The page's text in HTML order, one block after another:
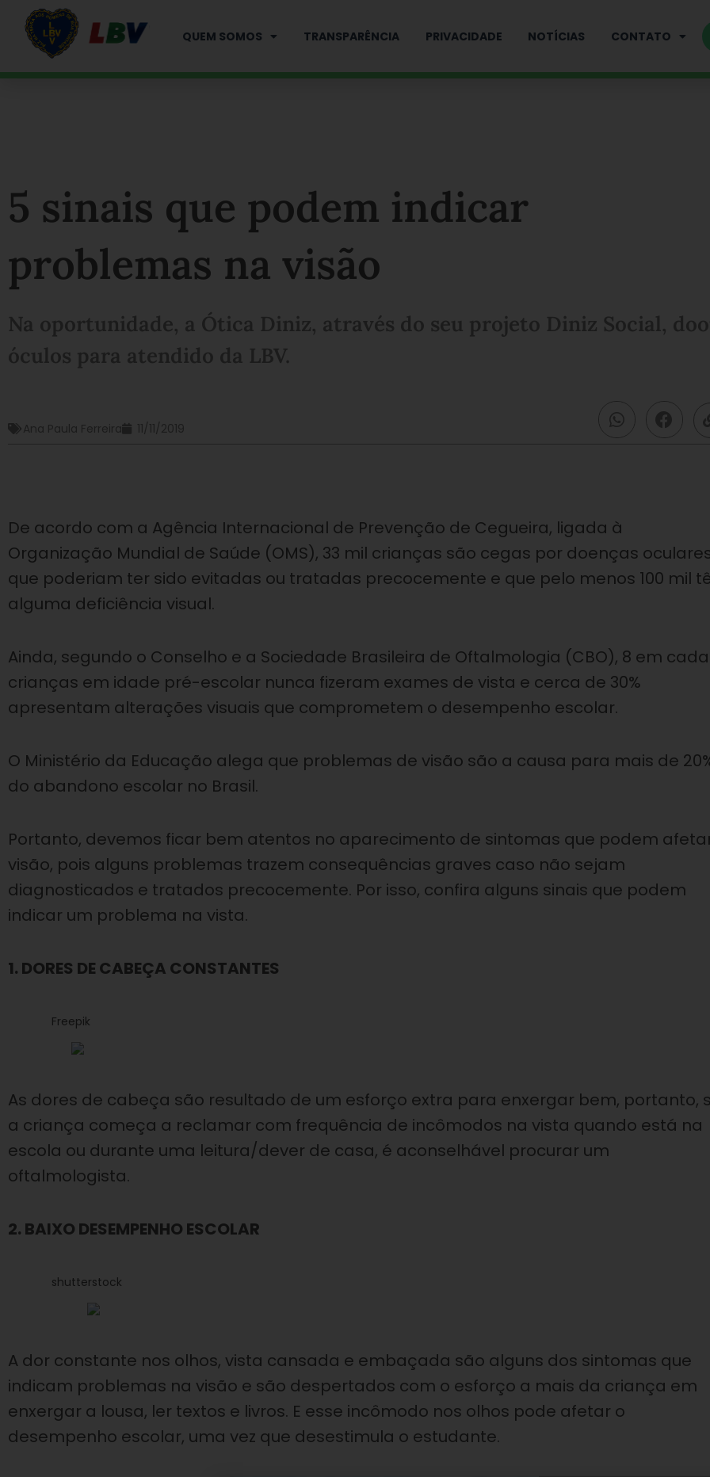
QUEM SOMOS TRANSPARÊNCIA PRIVACIDADE NOTÍCIAS CONTATO
5 sinais que podem indicar
problemas na visão
Na oportunidade, a Ótica Diniz, através do seu projeto Diniz Social,
óculos para atendido da LBV.
Ana Paula Ferreira 11/11/2019
De acordo com a Agência Internacional de Prevenção de Cegueira, ligada à
Organização Mundial de Saúde (OMS), 33 mil crianças são cegas por doenças
que poderiam ter sido evitadas ou tratadas precocemente e que pelo menos 100 mil
alguma deficiência visual.
Ainda, segundo o Conselho e a Sociedade Brasileira de Oftalmologia (CBO), 8 em cada
crianças em idade pré-escolar nunca fizeram exames de vista e cerca de 30%
apresentam alterações visuais que comprometem o desempenho escolar.
O Ministério da Educação alega que problemas de visão são a causa para mais de
do abandono escolar no Brasil.
Portanto, devemos ficar bem atentos no aparecimento de sintomas que podem
visão, pois alguns problemas trazem consequências graves caso não sejam
diagnosticados e tratados precocemente. Por isso, confira alguns sinais que podem
indicar um problema na vista.
1. DORES DE CABEÇA CONSTANTES
Freepik
As dores de cabeça são resultado de um esforço extra para enxergar bem, portanto,
a criança começa a reclamar com frequência de incômodos na vista quando está na
escola ou durante uma leitura/dever de casa, é aconselhável procurar um
oftalmologista.
2. BAIXO DESEMPENHO ESCOLAR
shutterstock
A dor constante nos olhos, vista cansada e embaçada são alguns dos sintomas que
indicam problemas na visão e são despertados com o esforço a mais da criança em
enxergar a lousa, ler textos e livros. E esse incômodo nos olhos pode afetar o
desempenho escolar, uma vez que desestimula o estudante.